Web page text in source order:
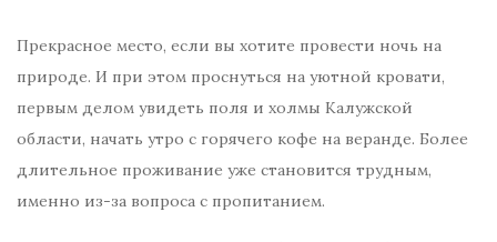
Прекрасное место, если вы хотите провести ночь на
природе. И при этом проснуться на уютной кровати,
первым делом увидеть поля и холмы Калужской
области, начать утро с горячего кофе на веранде. Более
длительное проживание уже становится трудным,
именно из-за вопроса с пропитанием.